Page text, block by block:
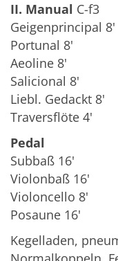
II. Manual C-f3
Geigenprincipal 8'
Portunal 8'
Aeoline 8'
Salicional 8'
Liebl. Gedackt 8'
Traversflöte 4'
Pedal
Subbaß 16'
Violonbaß 16'
Violoncello 8'
Posaune 16'
Kegelladen,